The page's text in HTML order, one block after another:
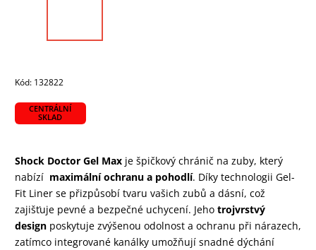
Kód: 132822
CENTRÁLNÍ
SKLAD
Shock Doctor Gel Max je špičkový chránič na zuby, který
nabízí maximální ochranu a pohodlí. Díky technologii Gel-
Fit Liner se přizpůsobí tvaru vašich zubů a dásní, což
zajišťuje pevné a bezpečné uchycení. Jeho trojvrstvý
design poskytuje zvýšenou odolnost a ochranu při nárazech,
zatímco integrované kanálky umožňují snadné dýchání